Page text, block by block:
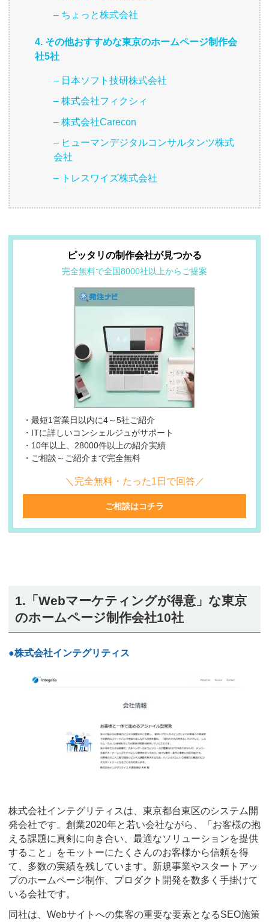
– ちょっと株式会社
4. その他おすすめな東京のホームページ制作会
社5社
– 日本ソフト技研株式会社
– 株式会社フィクシィ
– 株式会社Carecon
– ヒューマンデジタルコンサルタンツ株式
会社
– トレスワイズ株式会社
ピッタリの制作会社が見つかる
完全無料で全国8000社以上からご提案
・最短1営業日以内に4～5社ご紹介
・ITに詳しいコンシェルジュがサポート
・10年以上、28000件以上の紹介実績
・ご相談～ご紹介まで完全無料
＼完全無料・たった1日で回答／
ご相談はコチラ
1.「Webマーケティングが得意」な東京
のホームページ制作会社10社
●株式会社インテグリティス
株式会社インテグリティスは、東京都台東区のシステム開
発会社です。創業2020年と若い会社ながら、「お客様の抱
える課題に真剣に向き合い、最適なソリューションを提供
すること」をモットーにたくさんのお客様から信頼を得
て、多数の実績を残しています。新規事業やスタートアッ
プのホームページ制作、プロダクト開発を数多く手掛けて
いる会社です。
同社は、Webサイトへの集客の重要な要素となるSEO施策